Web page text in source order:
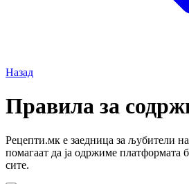
Назад
Правила за
Рецепти.мк е заедница за љубители
помагаат да ја одржиме платформата
сите.